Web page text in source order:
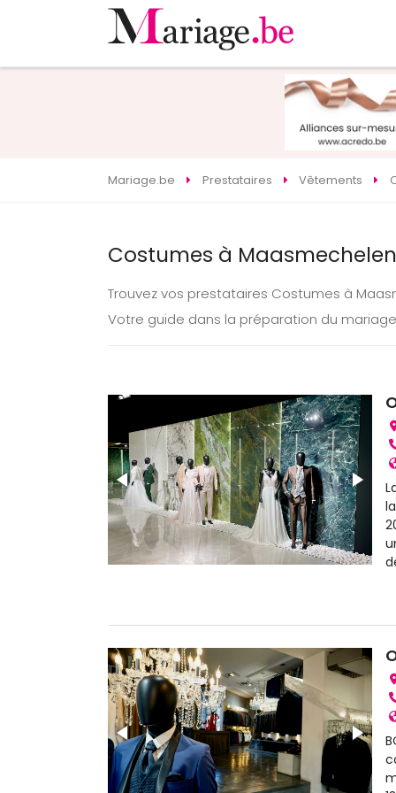
Mariage.be Prestataires Vêtements
Costumes à
Trouvez vos prestataires Costumes à
Votre guide dans la préparation du